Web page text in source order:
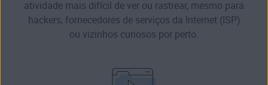
atividade mais difícil de ver ou rastrear, mesmo para
hackers, fornecedores de serviços da Internet (ISP)
ou vizinhos curiosos por perto.